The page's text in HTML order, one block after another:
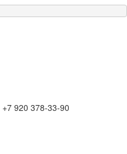
+7 920 378-33-90